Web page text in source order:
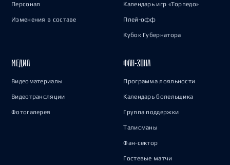
Персонал
Изменения в составе
Календарь игр «Торпедо»
Плей-офф
Кубок Губернатора
МЕДИА
Видеоматериалы
Видеотрансляции
Фотогалерея
ФАН-ЗОНА
Программа лояльности
Календарь болельщика
Группа поддержки
Талисманы
Фан-сектор
Гостевые матчи